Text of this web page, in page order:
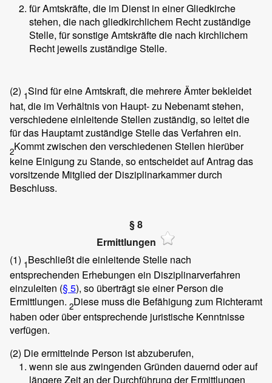
für Amtskräfte, die im Dienst in einer Gliedkirche
stehen, die nach gliedkirchlichem Recht zuständige
Stelle, für sonstige Amtskräfte die nach kirchlichem
Recht jeweils zuständige Stelle.
(2) 1Sind für eine Amtskraft, die mehrere Ämter bekleidet
hat, die im Verhältnis von Haupt- zu Nebenamt stehen,
verschiedene einleitende Stellen zuständig, so leitet die
für das Hauptamt zuständige Stelle das Verfahren ein.
2Kommt zwischen den verschiedenen Stellen hierüber
keine Einigung zu Stande, so entscheidet auf Antrag das
vorsitzende Mitglied der Disziplinarkammer durch
Beschluss.
§ 8
Ermittlungen
(1) 1Beschließt die einleitende Stelle nach
entsprechenden Erhebungen ein Disziplinarverfahren
einzuleiten (§ 5), so überträgt sie einer Person die
Ermittlungen. 2Diese muss die Befähigung zum Richteramt
haben oder über entsprechende juristische Kenntnisse
verfügen.
(2) Die ermittelnde Person ist abzuberufen,
wenn sie aus zwingenden Gründen dauernd oder auf
längere Zeit an der Durchführung der Ermittlungen